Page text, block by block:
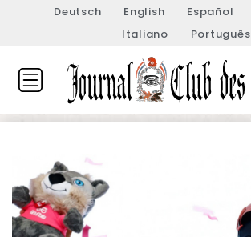
Deutsch English Español
Italiano
Português